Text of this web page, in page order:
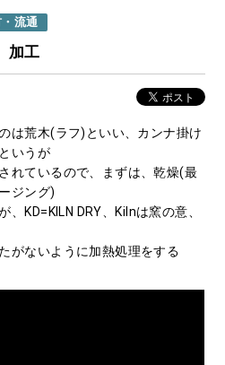
流通
加工
は荒木(ラフ)といい、カンナ掛け
いうが
れているので、まずは、乾燥(最
ジング)
KD=KILN DRY、Kilnは窯の意、
がないように加熱処理をする